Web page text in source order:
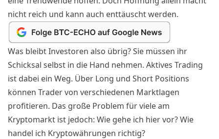
nicht reich und kann auch enttäuscht werden.
Was bleibt Investoren also übrig? Sie müssen ihr
Schicksal selbst in die Hand nehmen. Aktives Trading
ist dabei ein Weg. Über Long und Short Positions
können Trader von verschiedenen Marktlagen
profitieren. Das große Problem für viele am
Kryptomarkt ist jedoch: Wie gehe ich hier vor? Wie
handel ich Kryptowährungen richtig?